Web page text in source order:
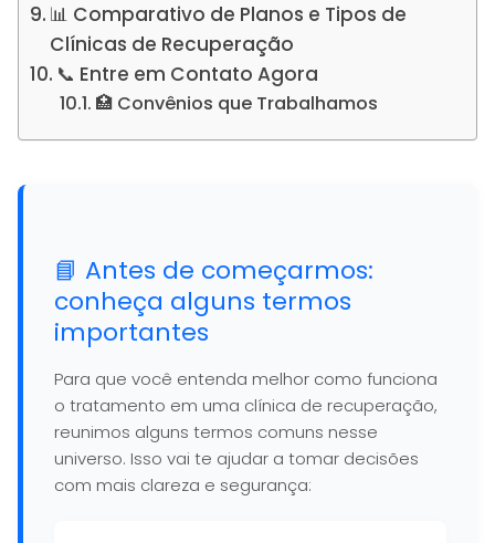
📊 Comparativo de Planos e Tipos de
Clínicas de Recuperação
📞 Entre em Contato Agora
🏥 Convênios que Trabalhamos
📘 Antes de começarmos:
conheça alguns termos
importantes
Para que você entenda melhor como funciona
o tratamento em uma clínica de recuperação,
reunimos alguns termos comuns nesse
universo. Isso vai te ajudar a tomar decisões
com mais clareza e segurança: